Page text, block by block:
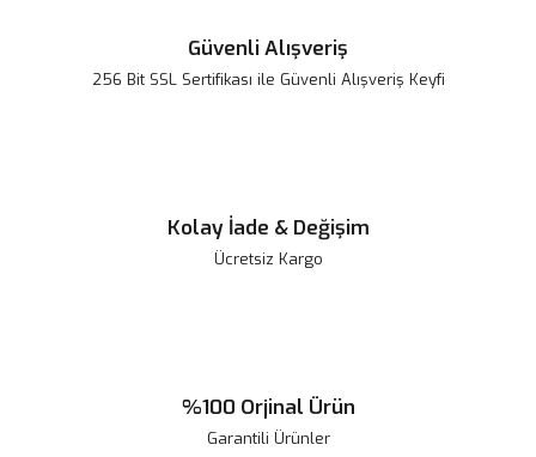
Güvenli Alışveriş
256 Bit SSL Sertifikası ile Güvenli Alışveriş Keyfi
Kolay İade & Değişim
Ücretsiz Kargo
%100 Orjinal Ürün
Garantili Ürünler